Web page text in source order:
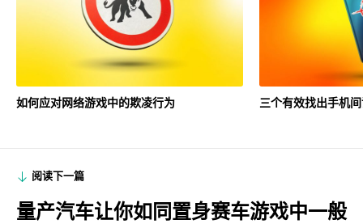
如何应对网络游戏中的欺凌行为 三个有效找出手机
阅读下一篇
量产汽车让你如同置身赛车游戏中一般